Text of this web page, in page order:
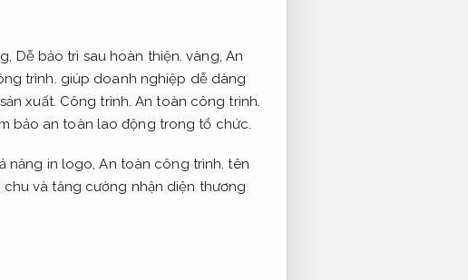
Dễ bảo trì sau hoàn thiện. vàng, An
trình. giúp doanh nghiệp dễ dàng
xuất. Công trình. An toàn công trình.
bảo an toàn lao động trong tổ chức.
năng in logo,An toàn công trình. tên
và tăng cường nhận diện thương